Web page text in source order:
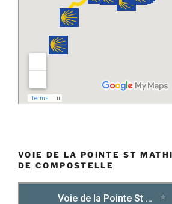
VOIE DE LA POINTE ST
DE COMPOSTELLE